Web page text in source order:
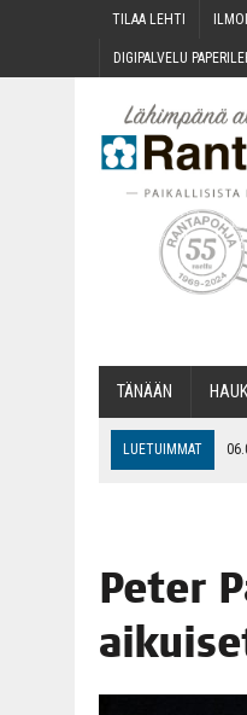
TILAA LEH­TI
DIGI­PAL­VE­LU
TÄNÄÄN
LUETUIMMAT
06.08.2026
06.08.2026 |
Peter